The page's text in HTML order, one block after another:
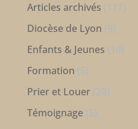
Articles archivés (117)
Diocèse de Lyon (9)
Enfants & Jeunes (10)
Formation (5)
Prier et Louer(20)
Témoignage(5)